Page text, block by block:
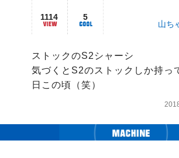
1114 5
山ち
ストックのS2シャーシ
気づくとS2のストックしか持っ
日この頃（笑）